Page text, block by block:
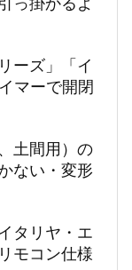
っ掛かるよ
ーズ」「イ
マーで開閉
土間用）の
ない・変形
タリヤ・エ
モコン仕様